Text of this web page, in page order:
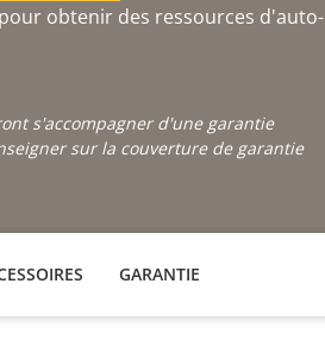
obtenir des ressources d'auto-
s'accompagner d'une garantie
sur la couverture de garantie
GARANTIE